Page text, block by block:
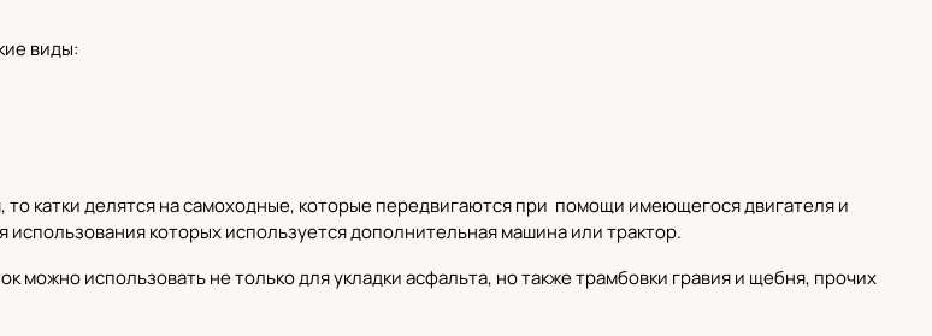
виды:
то катки делятся на самоходные, которые передвигаются при помощи имеющегося двигателя и
которых используется дополнительная машина или трактор.
можно использовать не только для укладки асфальта, но также трамбовки гравия и щебня, прочих